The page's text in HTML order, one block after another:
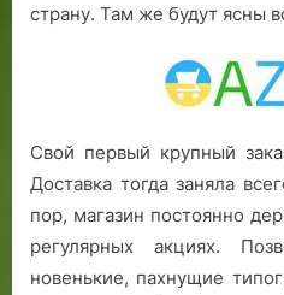
страну. Там же будут ясны
Свой первый крупный
Доставка тогда заняла
пор, магазин постоянно
регулярных акциях.
новенькие, пахнущие